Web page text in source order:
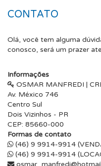
CONTATO
Olá, você tem alguma
conosco, será um prazer
Informações
OSMAR MANFREDI |
Av. México 746
Centro Sul
Dois Vizinhos - PR
CEP: 85660-000
Formas de contato
(46) 9 9914-9914
(46) 9 9914-9914